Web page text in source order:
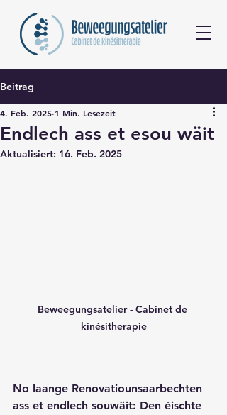
Beitrag
Endlech ass et esou wäit
4. Feb. 2025 1 Min. Lesezeit
Aktualisiert: 16. Feb. 2025
Beweegungsatelier - Cabinet de
kinésitherapie
No laange Renovatiounsaarbechten
ass et endlech souwäit: Den éischte